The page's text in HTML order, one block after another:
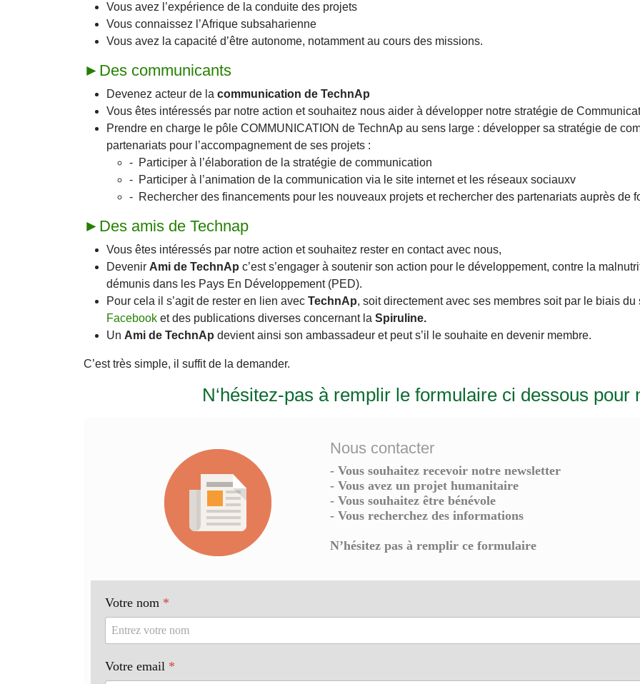
Vous avez l’expérience de la conduite des projets
Vous connaissez l’Afrique subsaharienne
Vous avez la capacité d’être autonome, notamment au cours des missions.
►Des communicants
Devenez acteur de la communication de TechnAp
Vous êtes intéressés par notre action et souhaitez nous aider à développer notre stratégie de
Prendre en charge le pôle COMMUNICATION de TechnAp au sens large : développer sa stratégie de
partenariats pour l’accompagnement de ses projets :
- Participer à l’élaboration de la stratégie de communication
- Participer à l’animation de la communication via le site internet et les réseaux sociauxv
- Rechercher des financements pour les nouveaux projets et rechercher des partenariats auprès de
►Des amis de Technap
Vous êtes intéressés par notre action et souhaitez rester en contact avec nous,
Devenir Ami de TechnAp c’est s’engager à soutenir son action pour le développement, contre la
démunis dans les Pays En Développement (PED).
Pour cela il s’agit de rester en lien avec TechnAp, soit directement avec ses membres soit par le biais
Facebook et des publications diverses concernant la Spiruline.
Un Ami de TechnAp devient ainsi son ambassadeur et peut s’il le souhaite en devenir membre.
C’est très simple, il suffit de la demander.
N‘hésitez-pas à remplir le formulaire ci dessous pour
Nous contacter
- Vous souhaitez recevoir notre newsletter
- Vous avez un projet humanitaire
- Vous souhaitez être bénévole
- Vous recherchez des informations
N’hésitez pas à remplir ce formulaire
Votre nom *
Votre email *